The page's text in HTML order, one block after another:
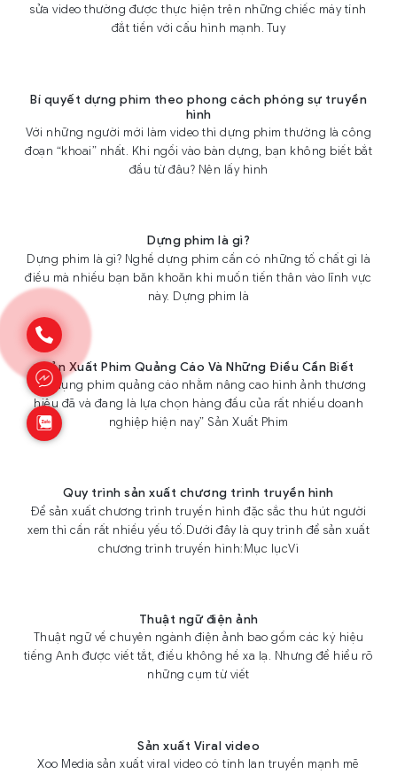
sửa video thường được thực hiện trên những chiếc máy tính
đắt tiền với cấu hình mạnh. Tuy
Bí quyết dựng phim theo phong cách phóng sự truyền
hình
Với những người mới làm video thì dựng phim thường là công
đoạn “khoai” nhất. Khi ngồi vào bàn dựng, bạn không biết bắt
đầu từ đâu? Nên lấy hình
Dựng phim là gì?
Dựng phim là gì? Nghề dựng phim cần có những tố chất gì là
điều mà nhiều bạn băn khoăn khi muốn tiến thân vào lĩnh vực
này. Dựng phim là
Sản Xuất Phim Quảng Cáo Và Những Điều Cần Biết
“Sử dụng phim quảng cáo nhằm nâng cao hình ảnh thương
hiệu đã và đang là lựa chọn hàng đầu của rất nhiều doanh
nghiệp hiện nay” Sản Xuất Phim
Quy trình sản xuất chương trình truyền hình
Để sản xuất chương trình truyền hình đặc sắc thu hút người
xem thì cần rất nhiều yếu tố.Dưới đây là quy trình để sản xuất
chương trình truyền hình:Mục lụcVì
Thuật ngữ điện ảnh
Thuật ngữ về chuyên ngành điện ảnh bao gồm các ký hiệu
tiếng Anh được viết tắt, điều không hề xa lạ. Nhưng để hiểu rõ
những cụm từ viết
Sản xuất Viral video
Xoo Media sản xuất viral video có tính lan truyền mạnh mẽ